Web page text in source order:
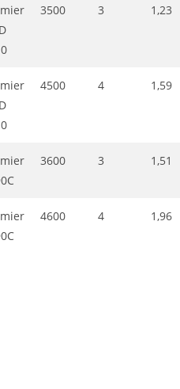
3500 3 1,23
4500 4 1,59
3600 3 1,51
4600 4 1,96